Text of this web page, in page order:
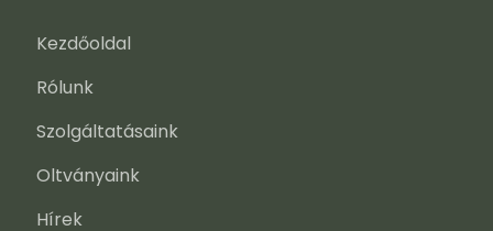
Kezdőoldal
Rólunk
Szolgáltatásaink
Oltványaink
Hírek